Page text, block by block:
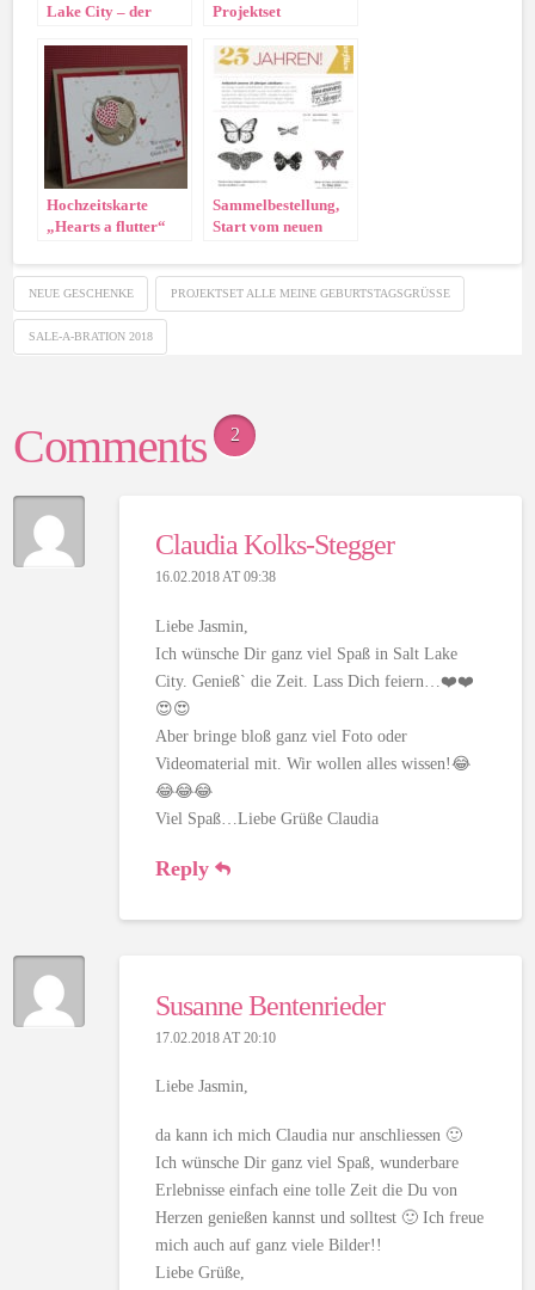
Lake City – der
Projektset
Schöne Feiertage
Hochzeitskarte
„Hearts a flutter“
Sammelbestellung,
Start vom neuen
Beste aus 25 Jahren!
NEUE GESCHENKE PROJEKTSET ALLE MEINE GEBURTSTAGSGRÜSSE
SALE-A-BRATION 2018
Comments 2
Claudia Kolks-Stegger
16.02.2018 AT 09:38
Liebe Jasmin,
Ich wünsche Dir ganz viel Spaß in Salt Lake
City. Genießˋ die Zeit. Lass Dich feiern…❤️❤️
😍😍
Aber bringe bloß ganz viel Foto oder
Videomaterial mit. Wir wollen alles wissen!😂
😂😂😂
Viel Spaß…Liebe Grüße Claudia
Reply
Susanne Bentenrieder
17.02.2018 AT 20:10
Liebe Jasmin,
da kann ich mich Claudia nur anschliessen 🙂
Ich wünsche Dir ganz viel Spaß, wunderbare
Erlebnisse einfach eine tolle Zeit die Du von
Herzen genießen kannst und solltest 🙂 Ich freue
mich auch auf ganz viele Bilder!!
Liebe Grüße,